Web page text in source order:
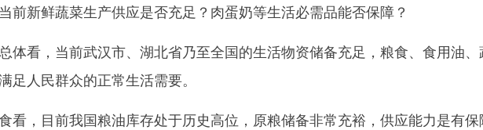
新鲜蔬菜生产供应是否充足？肉蛋奶等生活必需品能否保障？
看，当前武汉市、湖北省乃至全国的生活物资储备充足，粮食、食用油、
足人民群众的正常生活需要。
，目前我国粮油库存处于历史高位，原粮储备非常充裕，供应能力是有保